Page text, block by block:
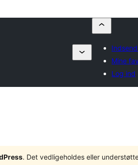
Mine
Log ind
. Det vedligeholdes eller